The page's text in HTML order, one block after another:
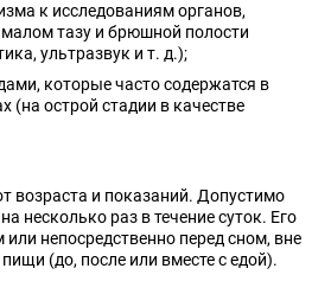
к исследованиям органов,
тазу и брюшной полости
ультразвук и т. д.);
которые часто содержатся в
(на острой стадии в качестве
возраста и показаний. Допустимо
несколько раз в течение суток. Его
непосредственно перед сном, вне
(до, после или вместе с едой).